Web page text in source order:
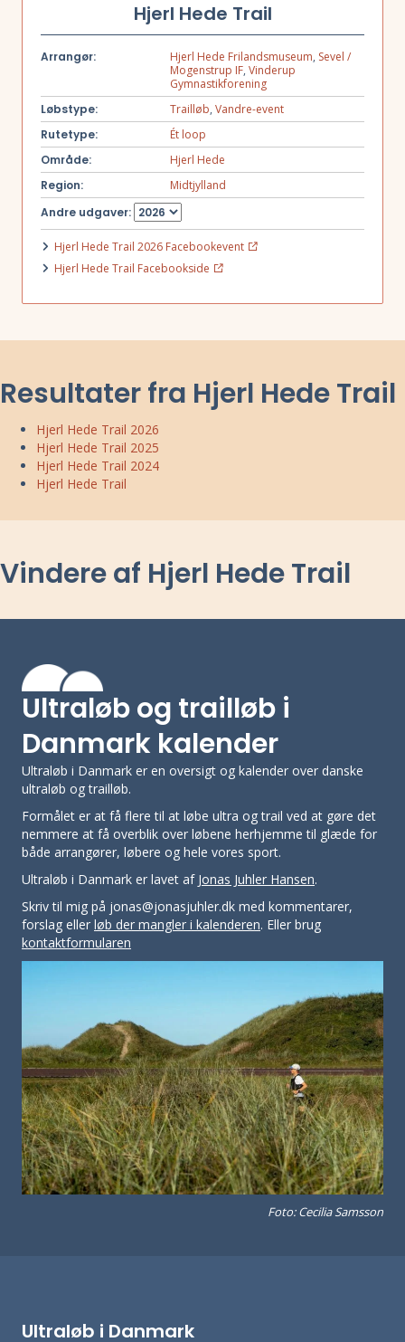
Hjerl Hede Trail
Arrangør: Hjerl Hede Frilandsmuseum, Sevel /
Mogenstrup IF,Vinderup
Gymnastikforening
Løbstype:
Trailløb,Vandre-event
Rutetype:
Ét loop
Område:
Hjerl Hede
Region:
Midtjylland
Andre udgaver:
Hjerl Hede Trail 2026 Facebookevent
Hjerl Hede Trail Facebookside
Resultater fra Hjerl Hede Trail
Hjerl Hede Trail 2026
Hjerl Hede Trail 2025
Hjerl Hede Trail 2024
Hjerl Hede Trail
Vindere af Hjerl Hede Trail
Ultraløb og trailløb i
Danmark kalender
Ultraløb i Danmark er en oversigt og kalender over danske
ultraløb og trailløb.
Formålet er at få flere til at løbe ultra og trail ved at gøre det
nemmere at få overblik over løbene herhjemme til glæde for
både arrangører, løbere og hele vores sport.
Ultraløb i Danmark er lavet af Jonas Juhler Hansen.
Skriv til mig på jonas@jonasjuhler.dk med kommentarer,
forslag eller løb der mangler i kalenderen. Eller brug
kontaktformularen
Foto: Cecilia Samsson
Ultraløb i Danmark